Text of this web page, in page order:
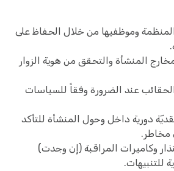
وموظفيها من خلال الحفاظ على
المنشأة والتحقق من هوية الزوار
عند الضرورة وفقاً للسياسات
دورية داخل وحول المنشأة للتأكد
مخاطر.
وكاميرات المراقبة (إن وجدت)
للتنبيهات.